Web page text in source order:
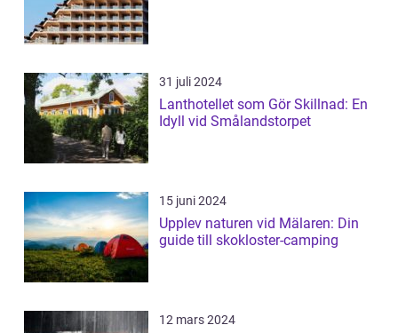
31 juli 2024
Lanthotellet som Gör Skillnad: En
Idyll vid Smålandstorpet
15 juni 2024
Upplev naturen vid Mälaren: Din
guide till skokloster-camping
12 mars 2024